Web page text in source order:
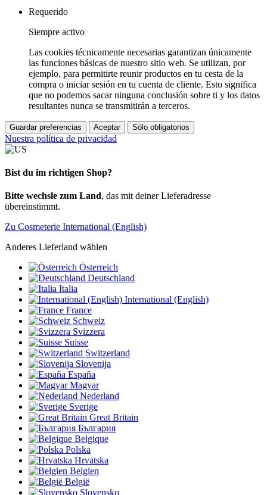
Requerido
Siempre activo
Las cookies técnicamente necesarias garantizan únicamente
las funciones básicas de nuestro sitio web. Se utilizan, por
ejemplo, para permitirte reunir productos en tu cesta de la
compra o iniciar sesión en tu cuenta de cliente. Esto significa
que no podemos sacar ninguna conclusión sobre ti y los datos
resultantes nunca se transmitirán a terceros.
Guardar preferencias Aceptar Sólo obligatorios
Nuestra política de privacidad
Bist du im richtigen Shop?
Bitte wechsle zum Land, das mit deiner Lieferadresse
übereinstimmt.
Zu Cosmeterie International (English)
Anderes Lieferland wählen
Österreich
Deutschland
Italia
International (English)
France
Schweiz
Svizzera
Suisse
Switzerland
Slovenija
España
Magyar
Nederland
Sverige
Great Britain
България
Belgique
Polska
Hrvatska
Belgien
België
Slovensko